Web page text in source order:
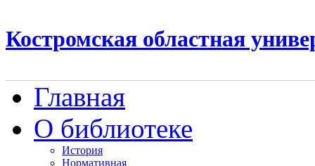
Костромская областная
Главная
О библиотеке
История
Нормативная